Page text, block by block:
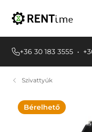
+36 30 183 3555 •
Szivattyúk
Bérelhető